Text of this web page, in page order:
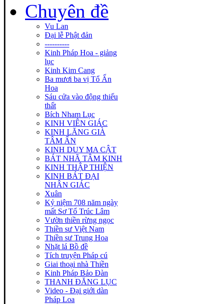
Chuyên đề
Vu Lan
Đại lễ Phật đản
----------
Kinh Pháp Hoa - giảng
lục
Kinh Kim Cang
Ba mươi ba vị Tổ Ấn
Hoa
Sáu cửa vào động thiếu
thất
Bích Nham Lục
KINH VIÊN GIÁC
KINH LĂNG GIÀ
TÂM ẤN
KINH DUY MA CẬT
BÁT NHÃ TÂM KINH
KINH THẬP THIỆN
KINH BÁT ĐẠI
NHÂN GIÁC
Xuân
Kỷ niệm 708 năm ngày
mất Sơ Tổ Trúc Lâm
Vườn thiền rừng ngọc
Thiền sư Việt Nam
Thiền sư Trung Hoa
Nhặt lá Bồ đề
Tích truyện Pháp cú
Giai thoại nhà Thiền
Kinh Pháp Bảo Đàn
THANH ĐĂNG LỤC
Video - Đại giới dàn
Pháp Loa